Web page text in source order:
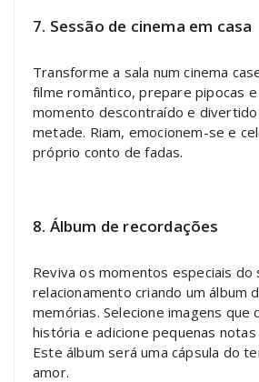
7. Sessão de cinema em casa
Transforme a sala num cinema
filme romântico, prepare pipocas
momento descontraído e divertido
metade. Riam, emocionem-se e
próprio conto de fadas.
8. Álbum de recordações
Reviva os momentos especiais do
relacionamento criando um álbum
memórias. Selecione imagens que
história e adicione pequenas notas
Este álbum será uma cápsula do
amor.